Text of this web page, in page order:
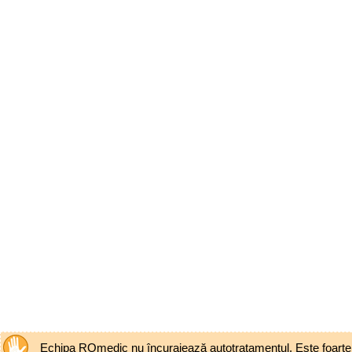
Echipa ROmedic nu încurajează autotratamentul. Este